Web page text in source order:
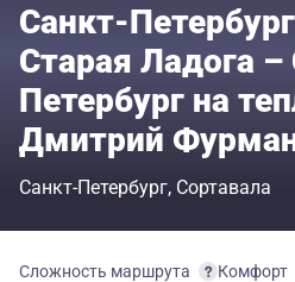
Санкт-
Старая Ладога –
Петербург на
Дмитрий
Санкт-Петербург Сортавала
Сложность маршрута Комфорт